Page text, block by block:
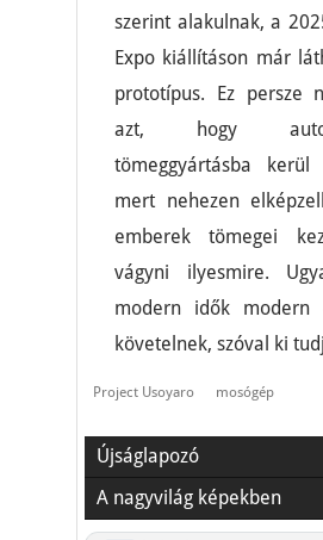
szerint alakulnak, a
Expo kiállításon már
prototípus. Ez persze
azt, hogy
tömeggyártásba
mert nehezen
emberek tömegei
vágyni ilyesmire.
modern idők modern
követelnek, szóval ki
Project Usoyaro mosógép
Újságlapozó
A nagyvilág képekben